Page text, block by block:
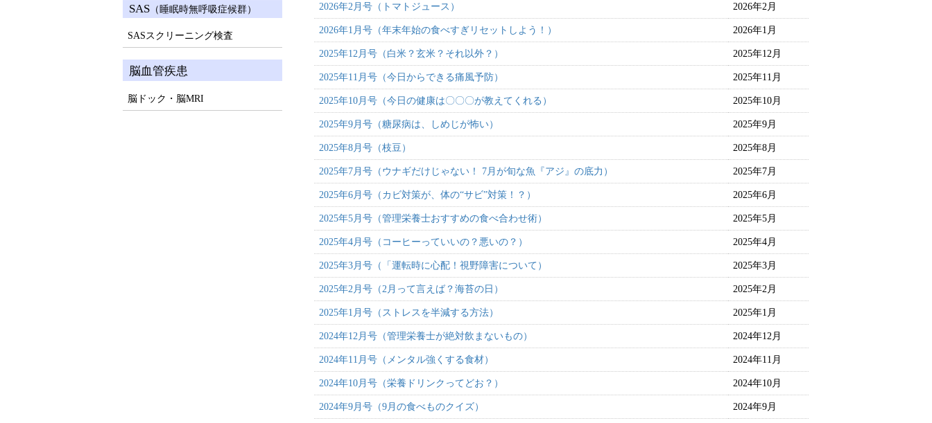
SAS（睡眠時無呼吸症候群）
SASスクリーニング検査
脳血管疾患
脳ドック・脳MRI
2026年2月号（トマトジュース） 2026年2月
2026年1月号（年末年始の食べすぎリセットしよう！） 2026年1月
2025年12月号（白米？玄米？それ以外？） 2025年12月
2025年11月号（今日からできる痛風予防） 2025年11月
2025年10月号（今日の健康は〇〇〇が教えてくれる） 2025年10月
2025年9月号（糖尿病は、しめじが怖い） 2025年9月
2025年8月号（枝豆） 2025年8月
2025年7月号（ウナギだけじゃない！ 7月が旬な魚『アジ』の底力） 2025年7月
2025年6月号（カビ対策が、体の“サビ”対策！？） 2025年6月
2025年5月号（管理栄養士おすすめの食べ合わせ術） 2025年5月
2025年4月号（コーヒーっていいの？悪いの？） 2025年4月
2025年3月号（「運転時に心配！視野障害について） 2025年3月
2025年2月号（2月って言えば？海苔の日） 2025年2月
2025年1月号（ストレスを半減する方法） 2025年1月
2024年12月号（管理栄養士が絶対飲まないもの） 2024年12月
2024年11月号（メンタル強くする食材） 2024年11月
2024年10月号（栄養ドリンクってどお？） 2024年10月
2024年9月号（9月の食べものクイズ） 2024年9月